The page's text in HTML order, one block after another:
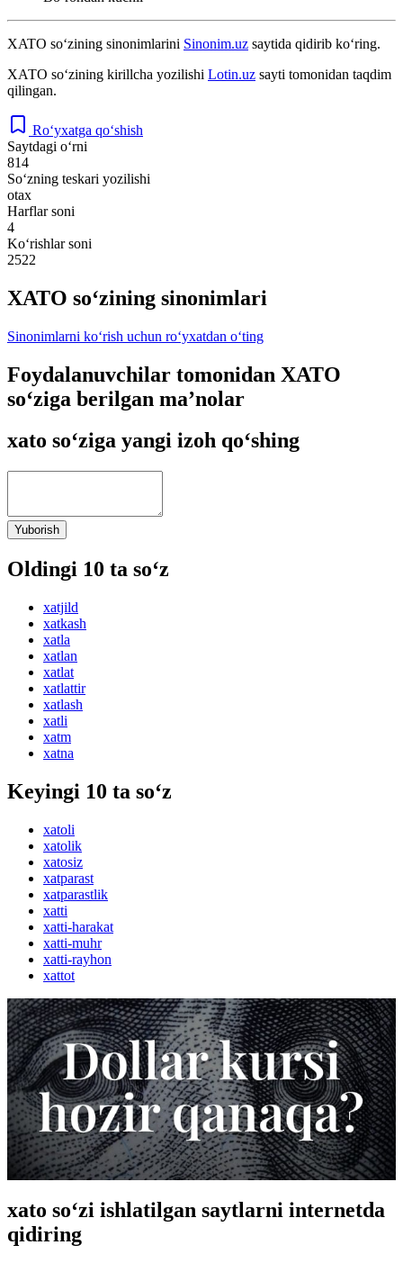
XATO so‘zining sinonimlarini Sinonim.uz saytida qidirib ko‘ring.
ХАТО so‘zining kirillcha yozilishi Lotin.uz sayti tomonidan taqdim
qilingan.
Ro‘yxatga qo‘shish
Saytdagi o‘rni
814
So‘zning teskari yozilishi
otax
Harflar soni
4
Ko‘rishlar soni
2522
XATO so‘zining sinonimlari
Sinonimlarni ko‘rish uchun ro‘yxatdan o‘ting
Foydalanuvchilar tomonidan XATO
so‘ziga berilgan ma’nolar
xato so‘ziga yangi izoh qo‘shing
Yuborish
Oldingi 10 ta so‘z
xatjild
xatkash
xatla
xatlan
xatlat
xatlattir
xatlash
xatli
xatm
xatna
Keyingi 10 ta so‘z
xatoli
xatolik
xatosiz
xatparast
xatparastlik
xatti
xatti-harakat
xatti-muhr
xatti-rayhon
xattot
xato so‘zi ishlatilgan saytlarni internetda
qidiring